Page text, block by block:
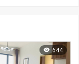
644